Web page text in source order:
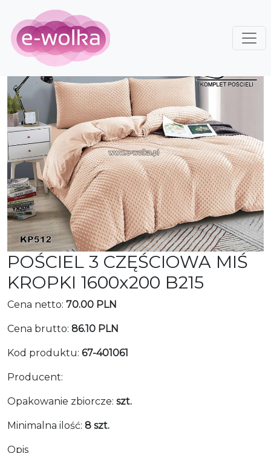
POŚCIEL 3 CZĘŚCIOWA MIŚ
KROPKI 1600x200 B215
Cena netto: 70.00 PLN
Cena brutto: 86.10 PLN
Kod produktu: 67-401061
Producent:
Opakowanie zbiorcze: szt.
Minimalna ilość: 8 szt.
Opis